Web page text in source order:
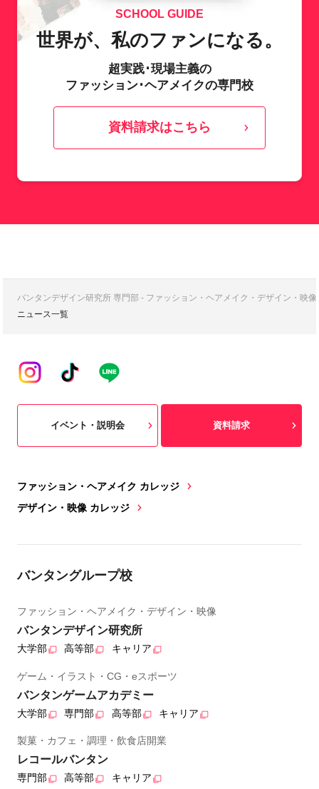
SCHOOL GUIDE
世界が、私のファンになる。
超実践･現場主義の
ファッション･ヘアメイクの専門校
資料請求はこちら
バンタンデザイン研究所 専門部 - ファッション・ヘアメイク・デザイン・映
ニュース一覧
ファッション・ヘアメイク カレッジ
デザイン・映像 カレッジ
イベント・説明会 資料請求
バンタングループ校
ファッション・ヘアメイク・デザイン・映像
バンタンデザイン研究所
大学部 高等部 キャリア
ゲーム・イラスト・CG・eスポーツ
バンタンゲームアカデミー
大学部 専門部 高等部 キャリア
製菓・カフェ・調理・飲食店開業
レコールバンタン
専門部 高等部 キャリア